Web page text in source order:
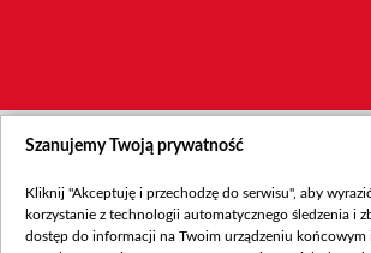
Szanujemy Twoją prywatność
Kliknij "Akceptuję i przechodzę do serwisu", aby
korzystanie z technologii automatycznego śledzenia i
dostęp do informacji na Twoim urządzeniu końcowym